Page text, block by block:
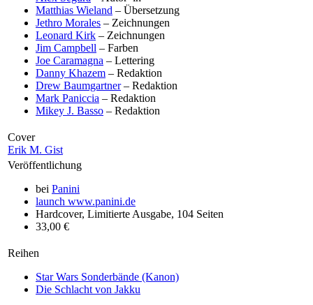
Matthias Wieland – Übersetzung
Jethro Morales – Zeichnungen
Leonard Kirk – Zeichnungen
Jim Campbell – Farben
Joe Caramagna – Lettering
Danny Khazem – Redaktion
Drew Baumgartner– Redaktion
Mark Paniccia – Redaktion
Mikey J. Basso – Redaktion
Cover
Erik M. Gist
Veröffentlichung
bei Panini
launch www.panini.de
Hardcover, Limitierte Ausgabe, 104 Seiten
33,00 €
Reihen
Star Wars Sonderbände (Kanon)
Die Schlacht von Jakku